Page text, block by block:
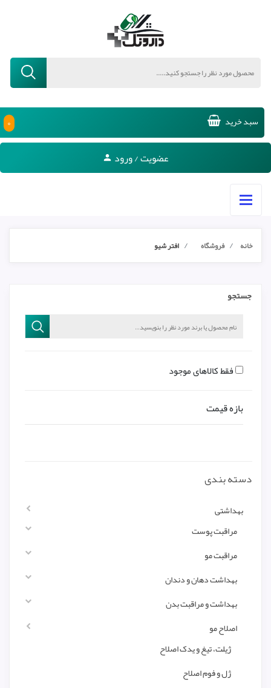
سبد خرید ۰
عضویت / ورود
خانه فروشگاه افتر شیو
جستجو
فقط کالاهای موجود
بازه قیمت
دسته بندی
بهداشتی
مراقبت پوست
مراقبت مو
بهداشت دهان و دندان
بهداشت و مراقبت بدن
اصلاح مو
ژیلت، تیغ و یدک اصلاح
ژل و فوم اصلاح